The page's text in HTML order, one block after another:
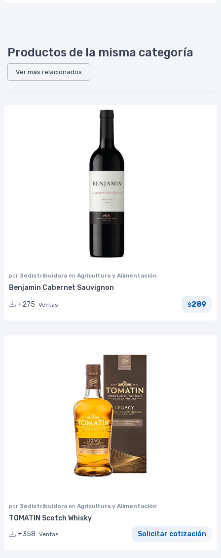
Productos de la misma categoría
Ver más relacionados
por 3edistribuidora en Agricultura y Alimentación
Benjamin Cabernet Sauvignon
+275 Ventas $289
por 3edistribuidora en Agricultura y Alimentación
TOMATIN Scotch Whisky
+358 Ventas Solicitar cotización